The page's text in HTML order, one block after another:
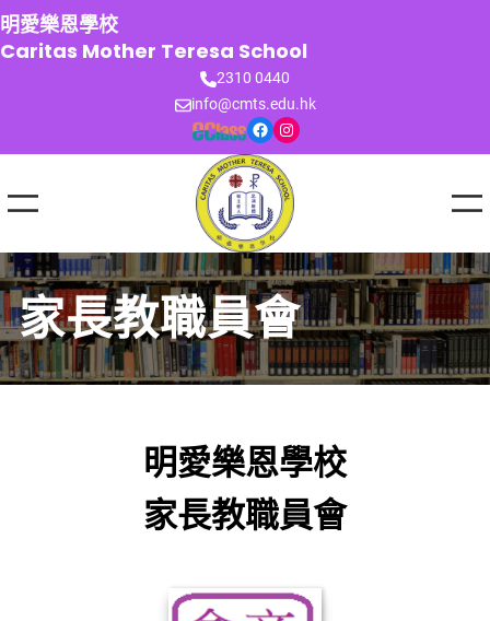
跳
至
主
明愛樂恩學校
Caritas Mother Teresa School
2310 0440
info@cmts.edu.hk
Facebook Instagram
家長教職員會
明愛樂恩學校
家長教職員會